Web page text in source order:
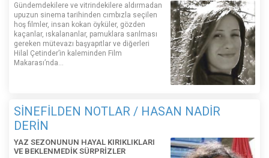
Gündemdekilere ve vitrindekilere aldırmadan
upuzun sinema tarihinden cımbızla seçilen
hoş filmler, insan kokan öyküler, gözden
kaçanlar, ıskalananlar, pamuklara sarılması
gereken mütevazı başyapıtlar ve diğerleri
Hilal Çetinder’in kaleminden Film
Makarası’nda…
SİNEFİLDEN NOTLAR / HASAN NADİR
DERİN
YAZ SEZONUNUN HAYAL KIRIKLIKLARI
VE BEKLENMEDİK SÜRPRİZLER